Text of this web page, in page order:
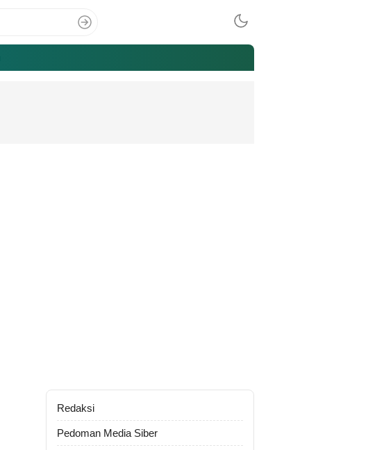
Redaksi
Pedoman Media Siber